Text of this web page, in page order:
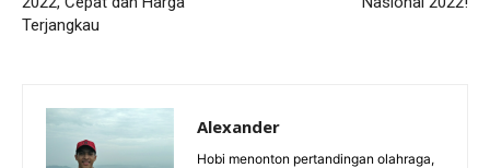
Terjangkau
Alexander
Hobi menonton pertandingan olahraga,